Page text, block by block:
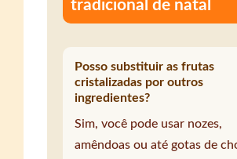
tradicional de natal
Posso substituir as frutas
cristalizadas por outros
ingredientes?
Sim, você pode usar nozes,
amêndoas ou até gotas de